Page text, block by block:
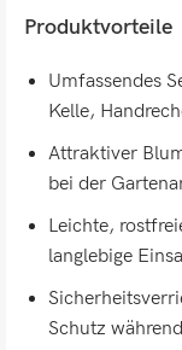
Produktvorteile
Umfassendes
Kelle,
Attraktiver
bei der
Leichte,
langlebige
Schutz